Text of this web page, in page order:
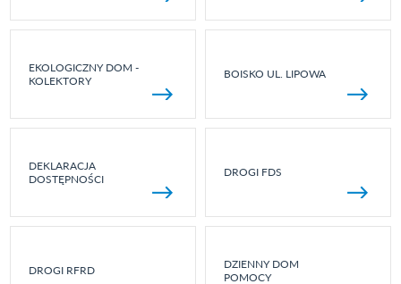
EKOLOGICZNY DOM -
KOLEKTORY
BOISKO UL. LIPOWA
DEKLARACJA
DOSTĘPNOŚCI
DROGI FDS
DROGI RFRD
DZIENNY DOM
POMOCY